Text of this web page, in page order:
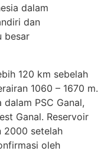
dalam
dan
besar
120 km sebelah
1060 – 1670 m.
PSC Ganal,
Ganal. Reservoir
2000 setelah
oleh